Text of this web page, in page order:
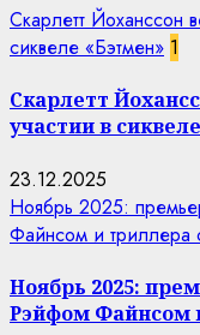
Скарлетт Йоханссон
сиквеле «Бэтмен» 1
Скарлетт
участии в
23.12.2025
Ноябрь 2025:
Файнсом и
Ноябрь 2025:
Рэйфом Файнсом